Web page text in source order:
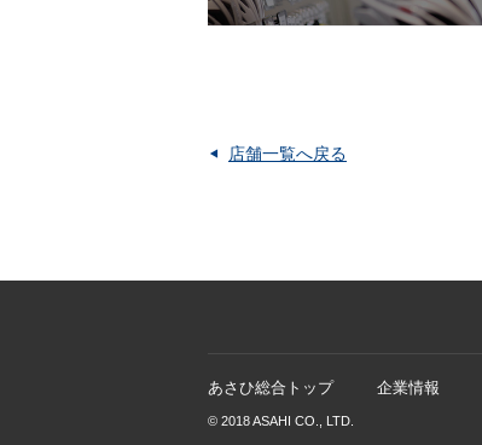
店舗一覧へ戻る
あさひ総合トップ 企業情報
© 2018 ASAHI CO., LTD.